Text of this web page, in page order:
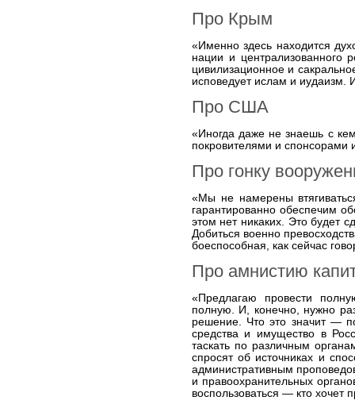
Про Крым
«Именно здесь находится
нации и централизованного
цивилизационное и
исповедует ислам и иудаизм.
Про США
«Иногда даже не знаешь с
покровителями и спонсорами
Про гонку
«Мы не намерены
гарантированно обеспечим
этом нет никаких. Это будет
Добиться военно
боеспособная, как сейчас
Про амнистию
«Предлагаю провести
полную. И, конечно, нужно
решение. Что это значит —
средства и имущество в
таскать по различным
спросят об источниках и
административным
и правоохранительных
воспользоваться — кто хочет